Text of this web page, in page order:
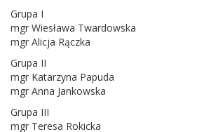
Grupa I
mgr Wiesława Twardowska
mgr Alicja Rączka
Grupa II
mgr Katarzyna Papuda
mgr Anna Jankowska
Grupa III
mgr Teresa Rokicka